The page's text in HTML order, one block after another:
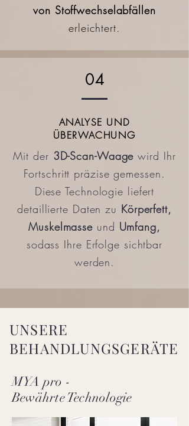
von Stoffwechselabfällen
erleichtert.
04
ANALYSE UND
ÜBERWACHUNG
Mit der 3D-Scan-Waage wird Ihr
Fortschritt präzise gemessen.
Diese Technologie liefert
detaillierte Daten zu Körperfett,
Muskelmasse und Umfang,
sodass Ihre Erfolge sichtbar
werden.
UNSERE
BEHANDLUNGSGERÄTE
MYA pro -
Bewährte Technologie